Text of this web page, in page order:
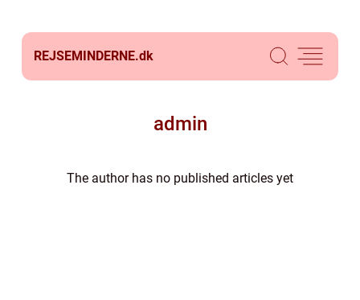
REJSEMINDERNE.dk
admin
The author has no published articles yet